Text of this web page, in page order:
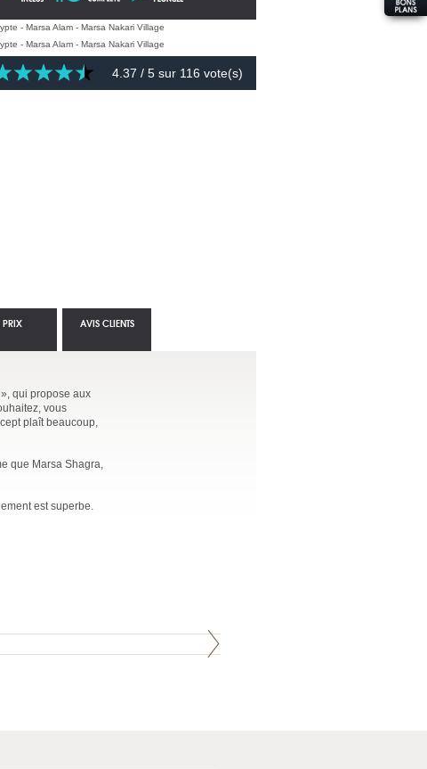
4.37 / 5 sur 116 vote(s)
qui propose aux
vous
plaît beaucoup,
que Marsa Shagra,
est superbe.
PRIX AVIS CLIENTS